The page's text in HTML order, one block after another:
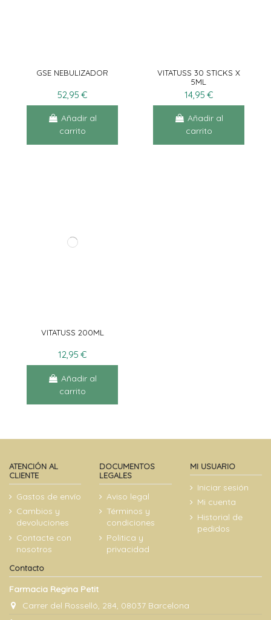
GSE NEBULIZADOR
52,95 €
Añadir al
carrito
VITATUSS 30 STICKS X
5ML
14,95 €
Añadir al
carrito
VITATUSS 200ML
12,95 €
Añadir al
carrito
ATENCIÓN AL
CLIENTE
Gastos de envío
Cambios y
devoluciones
Contacte con
nosotros
DOCUMENTOS
LEGALES
Aviso legal
Términos y
condiciones
Politica y
privacidad
MI USUARIO
Iniciar sesión
Mi cuenta
Historial de
pedidos
Contacto
Farmacia Regina Petit
Carrer del Rosselló, 284, 08037 Barcelona